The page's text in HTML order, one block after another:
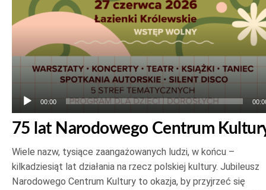
00:00
75 lat Narodowego Centrum
Wiele nazw, tysiące zaangażowanych ludzi, w końcu –
kilkadziesiąt lat działania na rzecz polskiej kultury. Jubileusz
Narodowego Centrum Kultury to okazja, by przyjrzeć się